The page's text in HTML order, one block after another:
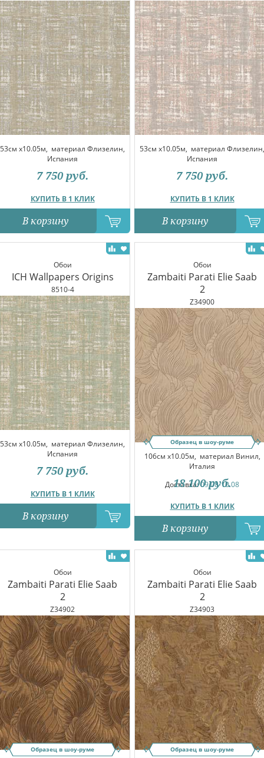
53см x10.05м, материал Флизелин,
Испания
КУПИТЬ В 1 КЛИК
7 750 руб.
В корзину
53см x10.05м, материал Флизелин,
Испания
КУПИТЬ В 1 КЛИК
7 750 руб.
В корзину
Обои
ICH Wallpapers Origins
8510-4
53см x10.05м, материал Флизелин,
Испания
КУПИТЬ В 1 КЛИК
7 750 руб.
В корзину
Обои
Zambaiti Parati Elie Saab
2
Z34900
Образец в шоу-руме
106см x10.05м, материал Винил,
Италия
Доставка:09.08-10.08
КУПИТЬ В 1 КЛИК
18 100 руб.
В корзину
Обои
Zambaiti Parati Elie Saab
2
Z34902
Образец в шоу-руме
Обои
Zambaiti Parati Elie Saab
2
Z34903
Образец в шоу-руме